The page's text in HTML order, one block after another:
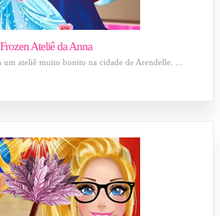
Frozen Ateliê da Anna
um ateliê muito bonito na cidade de Arendelle. ...